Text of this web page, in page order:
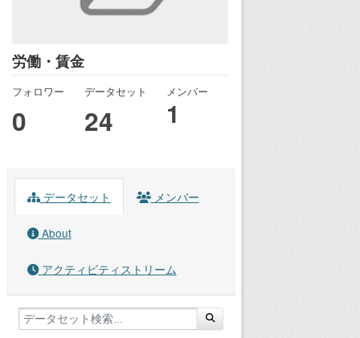
労働・賃金
フォロワー
0
データセット
24
メンバー
1
データセット メンバー
About
アクティビティストリーム